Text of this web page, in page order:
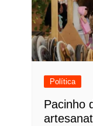
Política
Pacinho